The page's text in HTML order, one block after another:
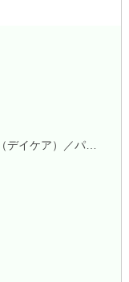
【理学療法士】通所リハビリテーション（デイケア）／パート